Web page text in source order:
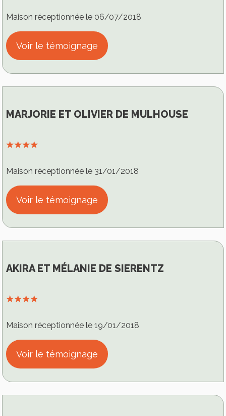
Maison réceptionnée le 06/07/2018
Voir le témoignage
MARJORIE ET OLIVIER DE MULHOUSE
⭑⭑⭑⭑
Maison réceptionnée le 31/01/2018
Voir le témoignage
AKIRA ET MÉLANIE DE SIERENTZ
⭑⭑⭑⭑
Maison réceptionnée le 19/01/2018
Voir le témoignage